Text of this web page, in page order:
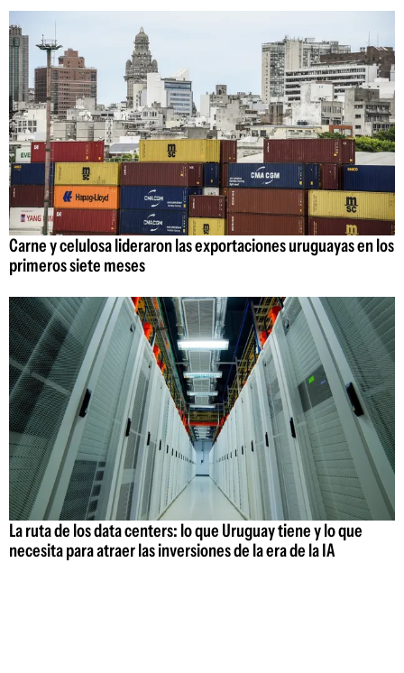
Carne y celulosa lideraron las exportaciones uruguayas en los
primeros siete meses
La ruta de los data centers: lo que Uruguay tiene y lo que
necesita para atraer las inversiones de la era de la IA